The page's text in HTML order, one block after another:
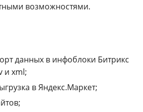
возможностями.
данных в инфоблоки Битрикс
и xml;
в Яндекс.Маркет;